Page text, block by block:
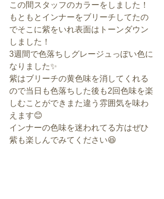
この間スタッフのカラーをしました！
もともとインナーをブリーチしてたの
でそこに紫をいれ表面はトーンダウン
しました！
3週間で色落ちしグレージュっぽい色に
なりました✨
紫はブリーチの黄色味を消してくれる
ので当日も色落ちした後も2回色味を楽
しむことができまた違う雰囲気を味わ
えます😊
インナーの色味を迷われてる方はぜひ
紫も楽しんでみてください😆